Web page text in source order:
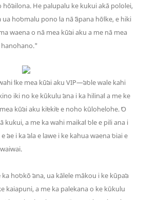
hōʻailona. He palupalu ke kukui akā pololei,
ua hoʻomalu pono ʻia nā ʻāpana hōʻike, e hiki
waena o nā mea kūʻai aku a me nā mea
hanohano."
ʻike mea kūʻai aku VIP—ʻaʻole wale kahi
iki no ke kūkulu ʻana i ka hilinaʻi a me ke
kūʻai aku kiʻekiʻe e noho kūlohelohe. ʻO
kukui, a me ka wahi maikaʻi ʻole e pili ana i
ʻae i ka ʻala e lawe i ke kahua waena ʻoiai e
hoʻokō ʻana, ua kālele mākou i ke kūpaʻa
kaiapuni, a me ka palekana o ke kūkulu